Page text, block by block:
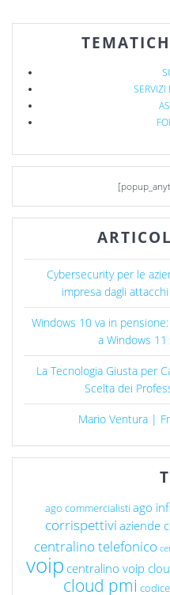
Cybersecurity per le
impresa dagli
Windows 10 va in
a Windows 11
La Tecnologia Giusta per
Scelta dei
Mario Ventura |
ago commercialisti ago
corrispettivi aziende
centralino telefonico
voip centralino voip
cloud pmi